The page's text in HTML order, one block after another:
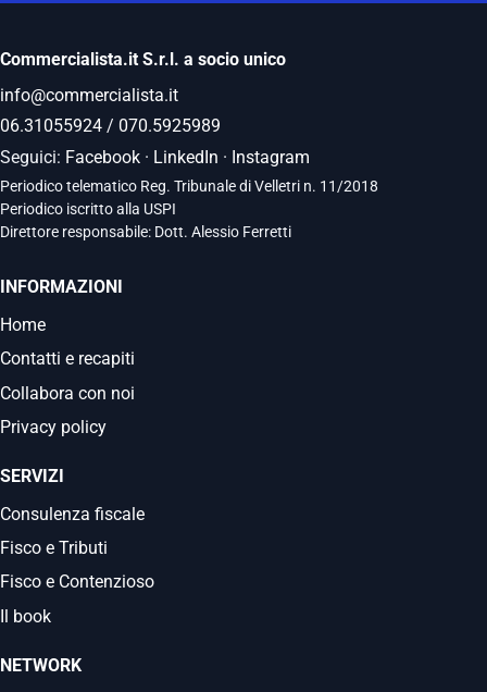
Commercialista.it S.r.l. a socio unico
info@commercialista.it
06.31055924 / 070.5925989
Seguici: Facebook · LinkedIn · Instagram
Periodico telematico Reg. Tribunale di Velletri n. 11/2018
Periodico iscritto alla USPI
Direttore responsabile: Dott. Alessio Ferretti
INFORMAZIONI
Home
Contatti e recapiti
Collabora con noi
Privacy policy
SERVIZI
Consulenza fiscale
Fisco e Tributi
Fisco e Contenzioso
Il book
NETWORK